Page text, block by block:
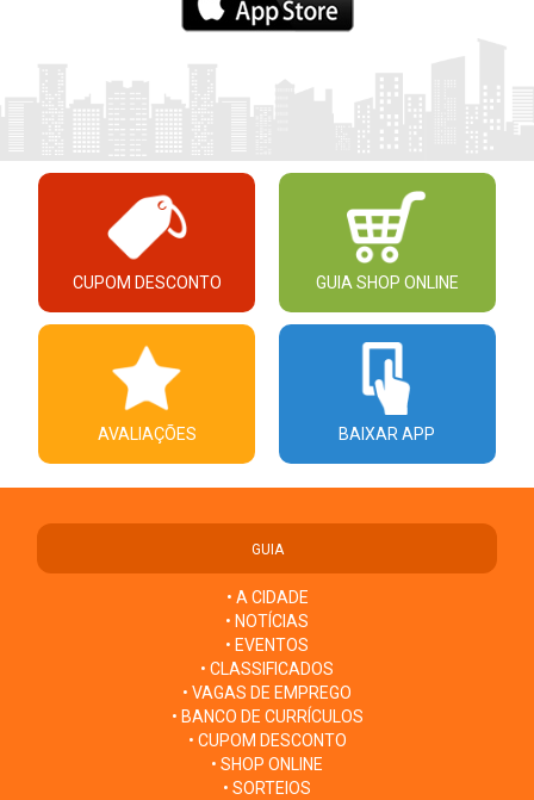
CUPOM DESCONTO GUIA SHOP ONLINE
AVALIAÇÕES BAIXAR APP
GUIA
• A CIDADE
• NOTÍCIAS
• EVENTOS
• CLASSIFICADOS
• VAGAS DE EMPREGO
• BANCO DE CURRÍCULOS
• CUPOM DESCONTO
• SHOP ONLINE
• SORTEIOS